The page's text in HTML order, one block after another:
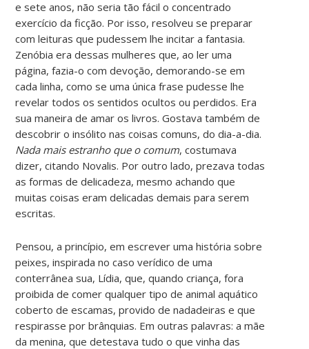
e sete anos, não seria tão fácil o concentrado
exercício da ficção. Por isso, resolveu se preparar
com leituras que pudessem lhe incitar a fantasia.
Zenóbia era dessas mulheres que, ao ler uma
página, fazia-o com devoção, demorando-se em
cada linha, como se uma única frase pudesse lhe
revelar todos os sentidos ocultos ou perdidos. Era
sua maneira de amar os livros. Gostava também de
descobrir o insólito nas coisas comuns, do dia-a-dia.
Nada mais estranho que o comum, costumava
dizer, citando Novalis. Por outro lado, prezava todas
as formas de delicadeza, mesmo achando que
muitas coisas eram delicadas demais para serem
escritas.
Pensou, a princípio, em escrever uma história sobre
peixes, inspirada no caso verídico de uma
conterrânea sua, Lídia, que, quando criança, fora
proibida de comer qualquer tipo de animal aquático
coberto de escamas, provido de nadadeiras e que
respirasse por brânquias. Em outras palavras: a mãe
da menina, que detestava tudo o que vinha das